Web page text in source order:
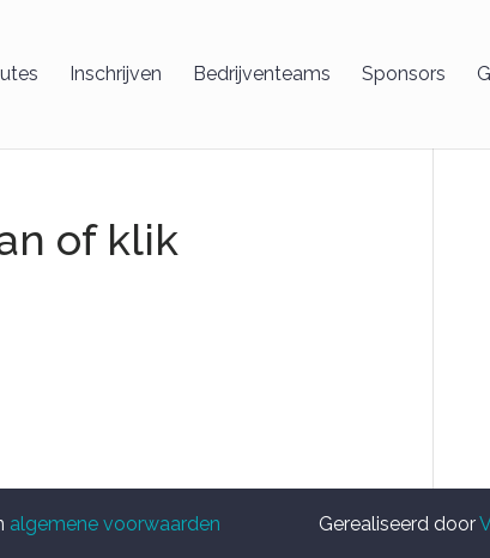
Inschrijven Bedrijventeams Sponsors
of klik
algemene voorwaarden Gerealiseerd door